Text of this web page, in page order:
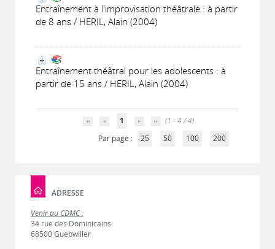
Entraînement à l'improvisation théâtrale : à partir
de 8 ans / HERIL, Alain (2004)
Entraînement théâtral pour les adolescents : à
partir de 15 ans / HERIL, Alain (2004)
1
(1 - 4 / 4)
Par page :
25 50 100 200
ADRESSE
Venir au CDMC :
34 rue des Dominicains
68500 Guebwiller